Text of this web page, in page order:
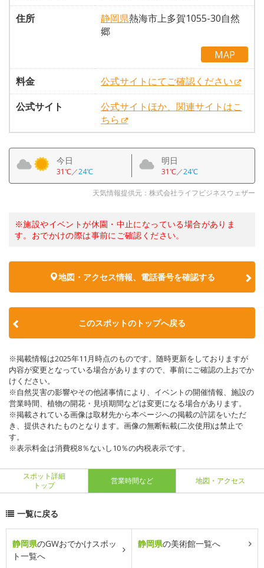
住所
静岡県熱海市上多賀1055-30自然
郷
MAP
料金
公式サイトにてご確認ください
公式サイト
公式サイトほか、関連サイトはこ
ちら
今日
31℃／24℃
明日
31℃／24℃
天気情報提供元：株式会社ライフビジネスウェザー
※施設やイベントが休園・中止になっている場合がありま
す。おでかけの際は事前にご確認ください。
地図・アクセス情報、電話番号を確認する
このスポットのトップへ戻る
※掲載情報は2025年11月時点のものです。随時更新をしておりますが
内容が変更となっている場合がありますので、事前にご確認の上おでか
けください。
※自然災害の影響やその他諸事情により、イベントの開催情報、施設の
営業時間、植物の開花・見頃期間などは変更になる場合があります。
※掲載されている画像は取材先から本ページへの掲載の許諾をいただ
き、提供されたものとなります。画像の無断転載(二次使用)は禁止で
す。
※表示料金は消費税8％ないし10％の内税表示です。
スポット詳細
トップ
営業時間など 地図・アクセス
一覧に戻る
静岡県のGWおでかけスポッ
ト一覧へ
静岡県の美術館一覧へ